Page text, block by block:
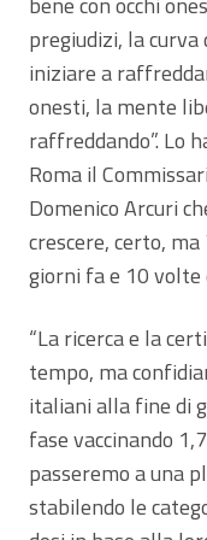
pregiudizi, la
iniziare a
onesti, la mente
raffreddando”. Lo
Roma il
Domenico Arcuri
crescere, certo,
giorni fa e 10 volte
“La ricerca e la
tempo, ma
italiani alla fine di
fase vaccinando
passeremo a una
stabilendo le